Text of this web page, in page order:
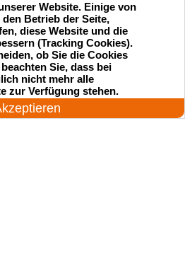
Einsatzgebiete
Preise
Website. Einige von
Betrieb der Seite,
diese Website und die
(Tracking Cookies).
ob Sie die Cookies
Sie, dass bei
nicht mehr alle
zur Verfügung stehen.